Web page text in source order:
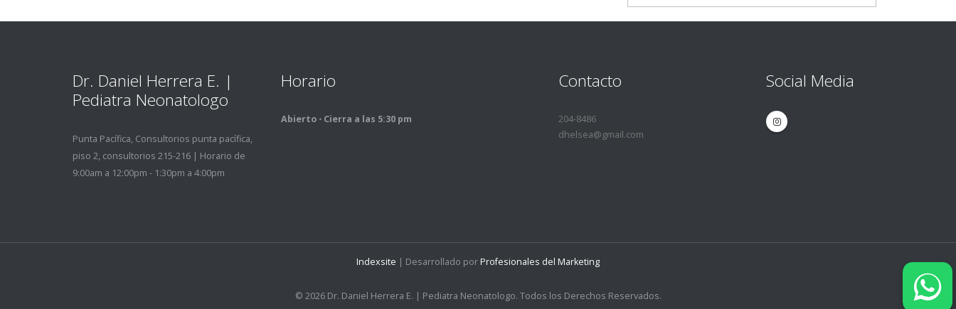
Dr. Daniel Herrera E. |
Pediatra Neonatologo
Punta Pací­fica, Consultorios punta pací­fica,
piso 2, consultorios 215-216 | Horario de
9:00am a 12:00pm - 1:30pm a 4:00pm
Horario
Abierto ⋅ Cierra a las 5:30 pm
Contacto
204-8486
dhelsea@gmail.com
Social Media
Indexsite | Desarrollado porProfesionales del Marketing
© 2026 Dr. Daniel Herrera E. | Pediatra Neonatologo. Todos los Derechos Reservados.